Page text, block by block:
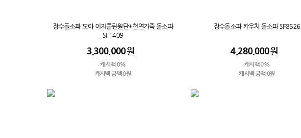
장수돌소파 모아 이지클린원단+천연가죽 돌소파
SF1409
3,300,000원
캐시백 0%
캐시백 금액 0원
장수돌소파 카우치 돌소파 SF8526
4,280,000원
캐시백 0%
캐시백 금액 0원